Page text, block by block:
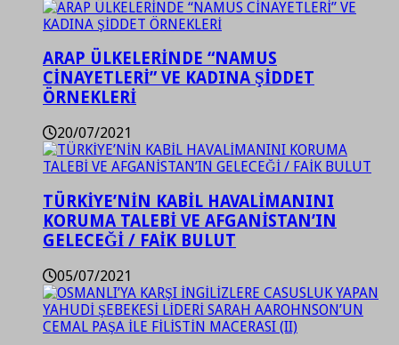
ARAP ÜLKELERİNDE “NAMUS
CİNAYETLERİ” VE KADINA ŞİDDET
ÖRNEKLERİ
20/07/2021
TÜRKİYE’NİN KABİL HAVALİMANINI
KORUMA TALEBİ VE AFGANİSTAN’IN
GELECEĞİ / FAİK BULUT
05/07/2021